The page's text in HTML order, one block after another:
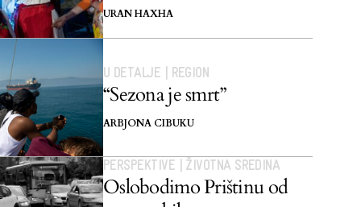
URAN HAXHA
U DETALJE REGION
“Sezona je smrt”
ARBJONA CIBUKU
PERSPEKTIVE ŽIVOTNA SREDINA
Oslobodimo Prištinu od